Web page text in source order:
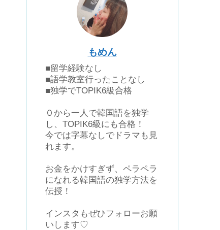
もめん
■留学経験なし
■語学教室行ったことなし
■独学でTOPIK6級合格
０から一人で韓国語を独学
し、TOPIK6級にも合格！
今では字幕なしでドラマも見
れます。
お金をかけすぎず、ペラペラ
になれる韓国語の独学方法を
伝授！
インスタもぜひフォローお願
いします♡